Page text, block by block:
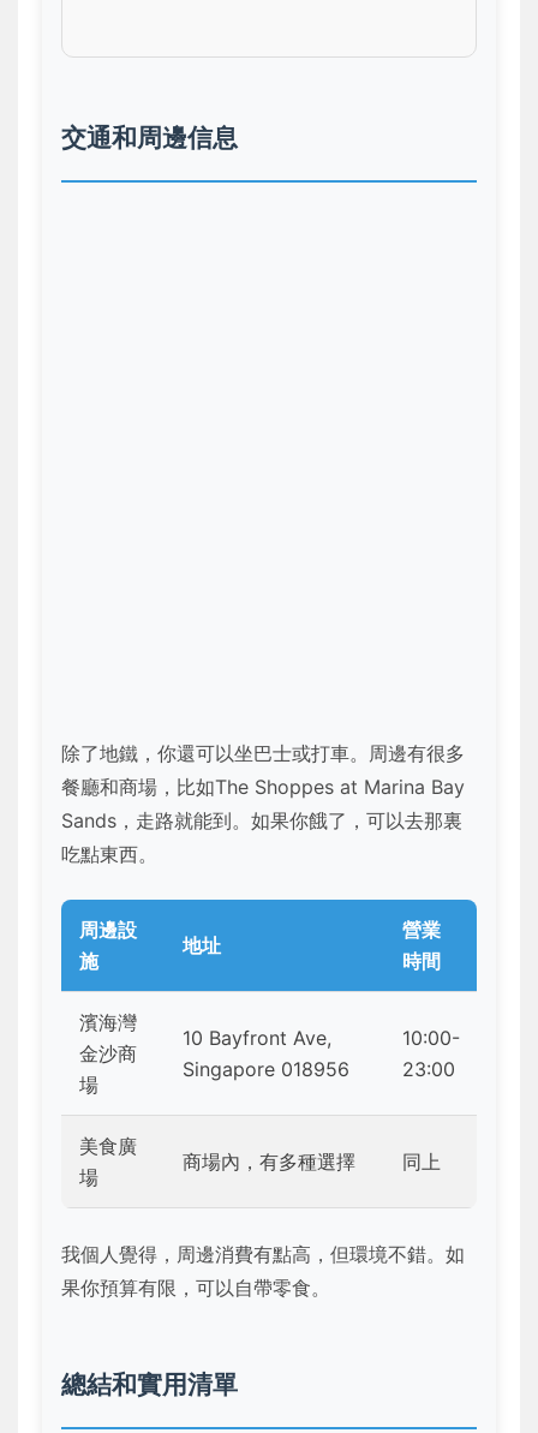
交通和周邊信息
除了地鐵，你還可以坐巴士或打車。周邊有很多
餐廳和商場，比如The Shoppes at Marina Bay
Sands，走路就能到。如果你餓了，可以去那裏
吃點東西。
周邊設
施
地址
營業
時間
濱海灣
金沙商
場
10 Bayfront Ave,
Singapore 018956
10:00-
23:00
美食廣
場
商場內，有多種選擇 同上
我個人覺得，周邊消費有點高，但環境不錯。如
果你預算有限，可以自帶零食。
總結和實用清單